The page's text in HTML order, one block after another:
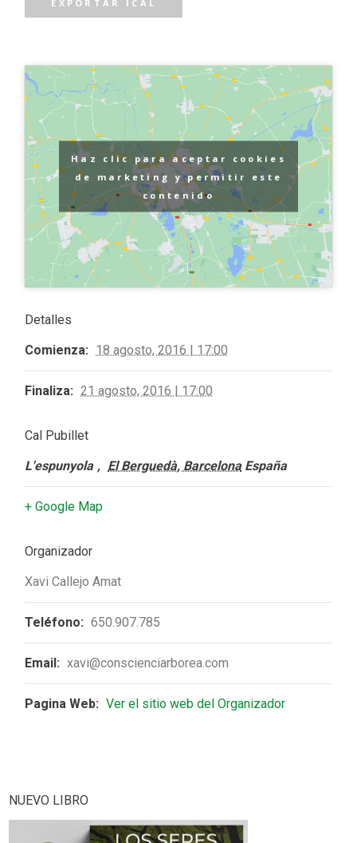
EXPORTAR ICAL
Haz clic para aceptar cookies
de marketing y permitir este
contenido
Detalles
Comienza: 18 agosto, 2016 | 17:00
Finaliza: 21 agosto, 2016 | 17:00
Cal Pubillet
L'espunyola , El Berguedà, Barcelona España
+ Google Map
Organizador
Xavi Callejo Amat
Teléfono: 650.907.785
Email: xavi@conscienciarborea.com
Pagina Web: Ver el sitio web del Organizador
NUEVO LIBRO